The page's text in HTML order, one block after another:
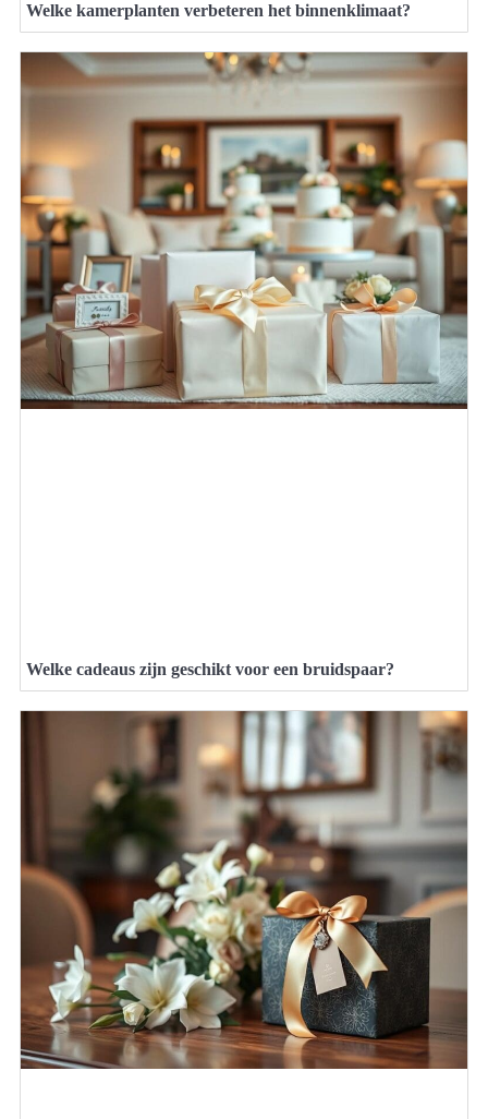
Welke kamerplanten verbeteren het binnenklimaat?
Welke cadeaus zijn geschikt voor een bruidspaar?